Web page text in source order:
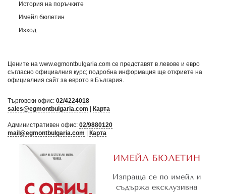
История на поръчките
Имейл бюлетин
Изход
Цените на www.egmontbulgaria.com се представят в левове и евро
съгласно официалния курс; подробна информация ще откриете на
официалния сайт за еврото в България
Търговски офис: 02/4224018
sales@egmontbulgaria.com
Карта
Административен офис: 02/9880120
mail@egmontbulgaria.com
Карта